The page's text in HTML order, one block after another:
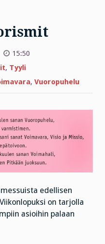
15:50
, Tyyli
, Vuoropuhelu
edellisen
on tarjolla
asioihin palaan